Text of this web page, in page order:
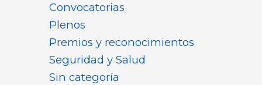
Convocatorias
Plenos
Premios y reconocimientos
Seguridad y Salud
Sin categoría